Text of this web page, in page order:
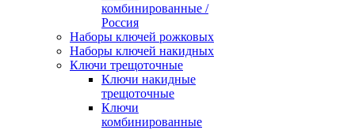
комбинированные /
Россия
Наборы ключей рожковых
Наборы ключей накидных
Ключи трещоточные
Ключи накидные
трещоточные
Ключи
комбинированные